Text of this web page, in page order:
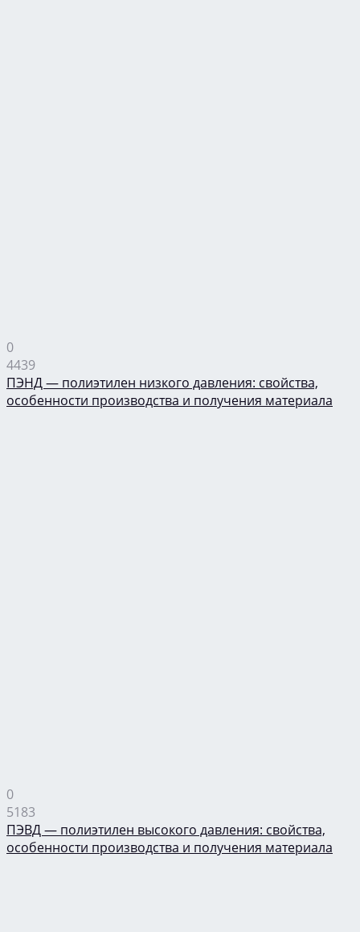
0
4439
ПЭНД — полиэтилен низкого давления: свойства,
особенности производства и получения материала
0
5183
ПЭВД — полиэтилен высокого давления: свойства,
особенности производства и получения материала